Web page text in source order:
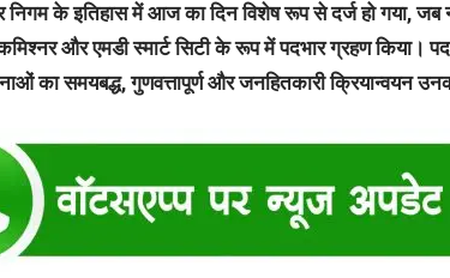
निगम के इतिहास में आज का दिन विशेष रूप से दर्ज हो गया,
और एमडी स्मार्ट सिटी के रूप में पदभार ग्रहण किया।
का समयबद्ध, गुणवत्तापूर्ण और जनहितकारी क्रियान्वयन